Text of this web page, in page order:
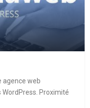
agence web
Proximité